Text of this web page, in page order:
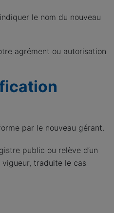
le nom du nouveau
agrément ou autorisation
par le nouveau gérant.
public ou relève d’un
traduite le cas